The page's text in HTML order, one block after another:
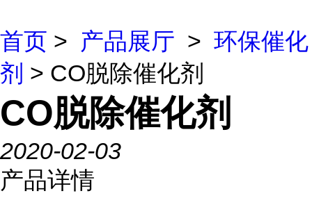
首页 > 产品展厅 > 环保催化
剂 > CO脱除催化剂
CO脱除催化剂
2020-02-03
产品详情